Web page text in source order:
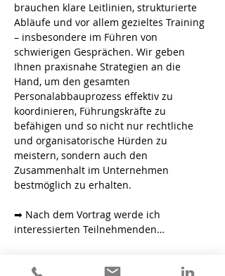
brauchen klare Leitlinien, strukturierte
Abläufe und vor allem gezieltes Training
– insbesondere im Führen von
schwierigen Gesprächen. Wir geben
Ihnen praxisnahe Strategien an die
Hand, um den gesamten
Personalabbauprozess effektiv zu
koordinieren, Führungskräfte zu
befähigen und so nicht nur rechtliche
und organisatorische Hürden zu
meistern, sondern auch den
Zusammenhalt im Unternehmen
bestmöglich zu erhalten.
➡ Nach dem Vortrag werde ich
interessierten Teilnehmenden…
Weitere Infos >